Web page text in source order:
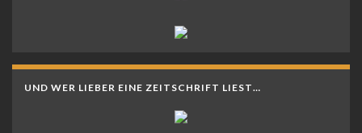
UND WER LIEBER EINE ZEITSCHRIFT LIEST…